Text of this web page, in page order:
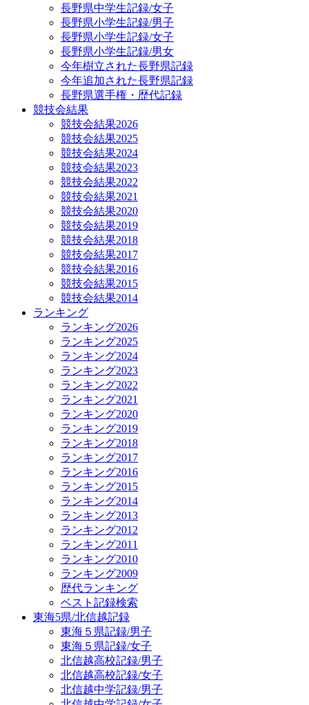
長野県中学生記録/女子
長野県小学生記録/男子
長野県小学生記録/女子
長野県小学生記録/男女
今年樹立された長野県記録
今年追加された長野県記録
長野県選手権・歴代記録
競技会結果
競技会結果2026
競技会結果2025
競技会結果2024
競技会結果2023
競技会結果2022
競技会結果2021
競技会結果2020
競技会結果2019
競技会結果2018
競技会結果2017
競技会結果2016
競技会結果2015
競技会結果2014
ランキング
ランキング2026
ランキング2025
ランキング2024
ランキング2023
ランキング2022
ランキング2021
ランキング2020
ランキング2019
ランキング2018
ランキング2017
ランキング2016
ランキング2015
ランキング2014
ランキング2013
ランキング2012
ランキング2011
ランキング2010
ランキング2009
歴代ランキング
ベスト記録検索
東海5県/北信越記録
東海５県記録/男子
東海５県記録/女子
北信越高校記録/男子
北信越高校記録/女子
北信越中学記録/男子